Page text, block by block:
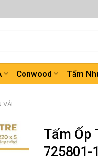
Conwood Tấm
VẢI
Tấm Ốp
725801-